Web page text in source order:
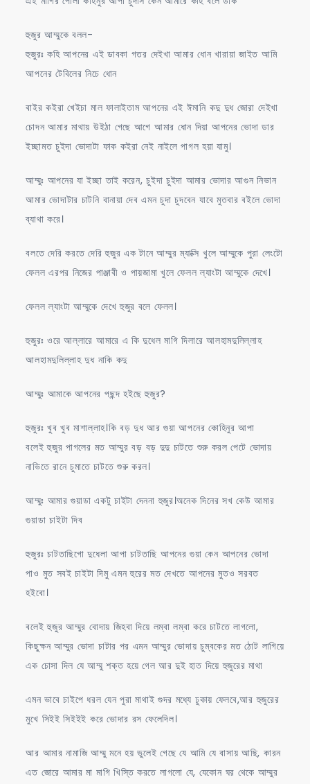
হুজুর আম্মুকে বলল-
হুজুরঃ কহি আপনের এই ডাবকা গতর দেইখা আমার ধোন খারায়া জাইত আমি
আপনের টেবিলের নিচে ধোন
বাইর কইরা খেইচা মাল ফালাইতাম আপনের এই ঈমানি কদু দুধ জোরা দেইখা
চোদন আমার মাথায় উইঠা গেছে আগে আমার ধোন দিয়া আপনের ভোদা ডার
ইচ্ছামত চুইদা ভোদাটা ফাক কইরা নেই নাইলে পাগল হয়া যামু।
আম্মুঃ আপনের যা ইচ্ছা তাই করেন, চুইদা চুইদা আমার ভোদার আগুন নিভান
আমার ভোদাটার চাটনি বানায়া দেব এমন চুদা চুদবেন যাবে মুতবার বইলে ভোদা
ব্যাথা করে।
বলতে দেরি করতে দেরি হুজুর এক টানে আম্মুর ম্যাক্সি খুলে আম্মুকে পুরা লেংটো
ফেলল এরপর নিজের পাঞ্জাবী ও পায়জামা খুলে ফেলল ল্যাংটা আম্মুকে দেখে।
ফেলল ল্যাংটা আম্মুকে দেখে হুজুর বলে ফেলল।
হুজুরঃ ওরে আল্লারে আমারে এ কি দুধেল মাগি দিলারে আলহামদুলিল্লাহ
আলহামদুলিল্লাহ দুধ নাকি কদু
আম্মুঃ আমাকে আপনের পছন্দ হইছে হুজুর?
হুজুরঃ খুব খুব মাশাল্লাহ।কি বড় দুধ আর গুয়া আপনের কোহিনুর আপা
বলেই হুজুর পাগলের মত আম্মুর বড় বড় দুদু চাটতে শুরু করল পেটে ভোদায়
নাভিতে রানে চুমাতে চাটতে শুরু করল।
আম্মুঃ আমার গুয়াডা একটু চাইটা দেননা হুজুর।অনেক দিনের সখ কেউ আমার
গুয়াডা চাইটা দিব
হুজুরঃ চাটতাছিগো দুধেলা আপা চাটতাছি আপনের গুয়া কেন আপনের ভোদা
পাও মুত সবই চাইটা দিমু এমন হুরের মত দেখতে আপনের মুতও সরবত
হইবো।
বলেই হুজুর আম্মুর বোদায় জিহবা দিয়ে লম্বা লম্বা করে চাটতে লাগলো,
কিছুক্ষন আম্মুর ভোদা চাটার পর এমন আম্মুর ভোদায় চুম্বকের মত ঠোট লাগিয়ে
এক চোসা দিল যে আম্মু শক্ত হয়ে গেল আর দুই হাত দিয়ে হুজুরের মাথা
এমন ভাবে চাইপে ধরল যেন পুরা মাথাই গুদর মধ্যে ঢুকায় ফেলবে,আর হুজুরের
মুখে সিইই সিইইই করে ভোদার রস ফেলেদিল।
আর আমার নামাজি আম্মু মনে হয় ভুলেই গেছে যে আমি যে বাসায় আছি, কারন
এত জোরে আমার মা মাগি খিস্তি করতে লাগলো যে, যেকোন ঘর থেকে আম্মুর